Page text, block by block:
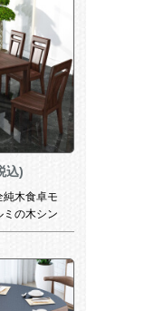
込)
純木食卓モ
ミの木シン
ルセットレ